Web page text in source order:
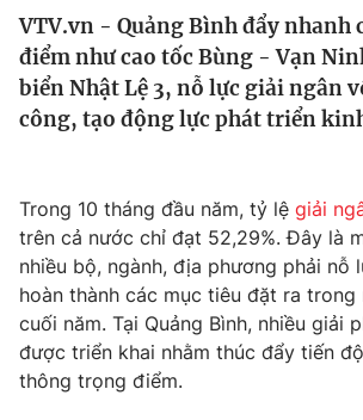
Y tế
Thế giới
Thế giới đó đây
Câu chuyện quốc tế
Tài chính
Thị trường
Góc doanh nghiệp
Dữ liệu và đời sống
Truyền hình
Phim VTV
Giải trí
Giáo dục
VTV.vn - Quảng Bình đẩy nhanh
điểm như cao tốc Bùng - Vạn
biển Nhật Lệ 3, nỗ lực giải ngân
công, tạo động lực phát triển
Trong 10 tháng đầu năm, tỷ lệ giải
trên cả nước chỉ đạt 52,29%. Đây là
nhiều bộ, ngành, địa phương phải nỗ
hoàn thành các mục tiêu đặt ra trong
cuối năm. Tại Quảng Bình, nhiều giải
được triển khai nhằm thúc đẩy tiến
thông trọng điểm.